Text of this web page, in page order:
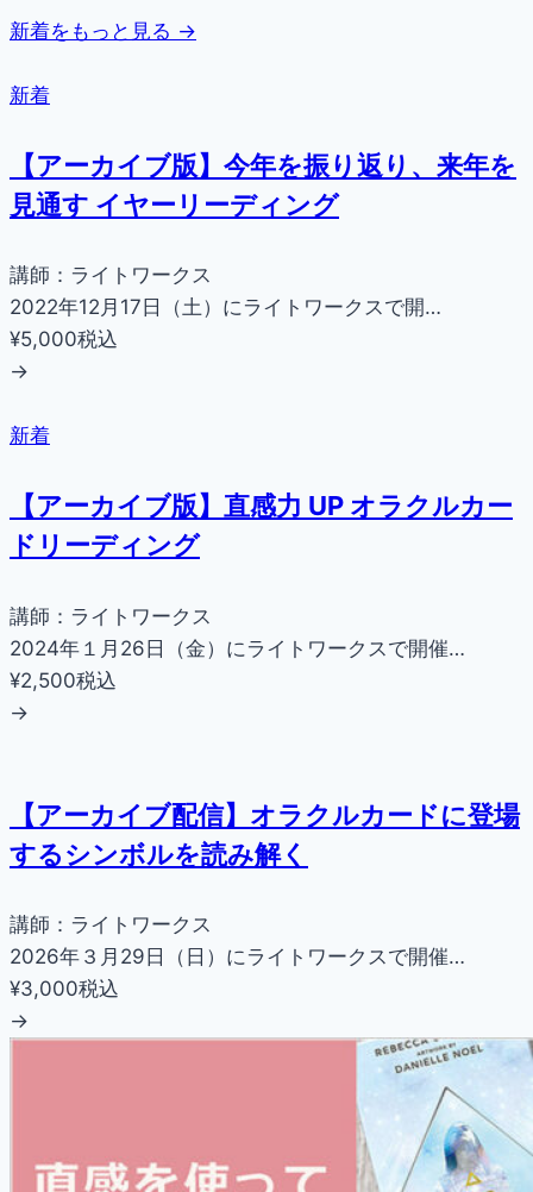
新着をもっと見る →
新着
【アーカイブ版】今年を振り返り、来年を
見通す イヤーリーディング
講師：ライトワークス
2022年12月17日（土）にライトワークスで開…
¥5,000税込
→
新着
【アーカイブ版】直感力 UP オラクルカー
ドリーディング
講師：ライトワークス
2024年１月26日（金）にライトワークスで開催…
¥2,500税込
→
【アーカイブ配信】オラクルカードに登場
するシンボルを読み解く
講師：ライトワークス
2026年３月29日（日）にライトワークスで開催…
¥3,000税込
→